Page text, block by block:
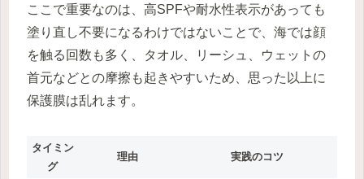
ここで重要なのは、高SPFや耐水性表示があっても
塗り直し不要になるわけではないことで、海では顔
を触る回数も多く、タオル、リーシュ、ウェットの
首元などとの摩擦も起きやすいため、思った以上に
保護膜は乱れます。
タイミン
グ
理由 実践のコツ